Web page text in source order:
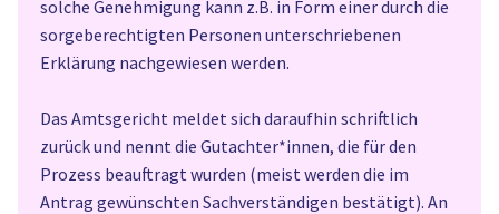
solche Genehmigung kann z.B. in Form einer durch die
sorgeberechtigten Personen unterschriebenen
Erklärung nachgewiesen werden.
Das Amtsgericht meldet sich daraufhin schriftlich
zurück und nennt die Gutachter*innen, die für den
Prozess beauftragt wurden (meist werden die im
Antrag gewünschten Sachverständigen bestätigt). An